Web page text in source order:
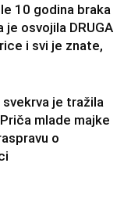
10 godina braka
osvojila DRUGA
i svi je znate,
je tražila
mlade majke
o